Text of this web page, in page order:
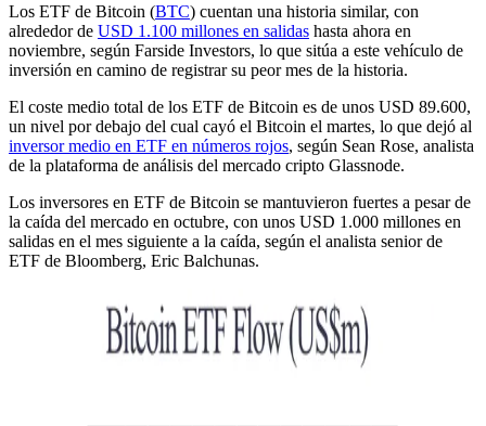
Los ETF de Bitcoin (BTC) cuentan una historia similar, con
alrededor de USD 1.100 millones en salidas hasta ahora en
noviembre, según Farside Investors, lo que sitúa a este vehículo de
inversión en camino de registrar su peor mes de la historia.
El coste medio total de los ETF de Bitcoin es de unos USD 89.600,
un nivel por debajo del cual cayó el Bitcoin el martes, lo que dejó al
inversor medio en ETF en números rojos, según Sean Rose, analista
de la plataforma de análisis del mercado cripto Glassnode.
Los inversores en ETF de Bitcoin se mantuvieron fuertes a pesar de
la caída del mercado en octubre, con unos USD 1.000 millones en
salidas en el mes siguiente a la caída, según el analista senior de
ETF de Bloomberg, Eric Balchunas.